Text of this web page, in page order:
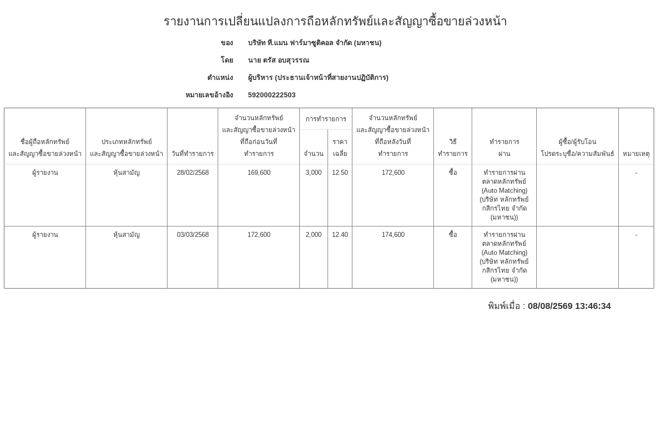
รายงานการเปลี่ยนแปลงการถือหลักทรัพย์และสัญญาซื้อขายล่วงหน้า
ของ บริษัท ที.แมน ฟาร์มาซูติคอล จำกัด (มหาชน)
โดย นาย ตรัส อบสุวรรณ
ตำแหน่ง ผู้บริหาร (ประธานเจ้าหน้าที่สายงานปฏิบัติการ)
หมายเลขอ้างอิง 592000222503
ชื่อผู้ถือหลักทรัพย์
และสัญญาซื้อขายล่วงหน้า
ประเภทหลักทรัพย์
และสัญญาซื้อขายล่วงหน้า
วันที่ทำรายการ
จำนวนหลักทรัพย์
และสัญญาซื้อขายล่วงหน้า
ที่ถือก่อนวันที่
ทำรายการ
การทำรายการ
จำนวนหลักทรัพย์
และสัญญาซื้อขายล่วงหน้า
ที่ถือหลังวันที่
ทำรายการ
วิธี
ทำรายการ
ทำรายการ
ผ่าน
ผู้ซื้อ/ผู้รับโอน
โปรดระบุชื่อ/ความสัมพันธ์
หมายเหตุ
จำนวน
ราคา
เฉลี่ย
ผู้รายงาน หุ้นสามัญ 28/02/2568 169,600 3,000 12.50 172,600 ซื้อ
ทำรายการผ่าน
ตลาดหลักทรัพย์
(Auto Matching)
(บริษัท หลักทรัพย์
กสิกรไทย จำกัด
(มหาชน))
-
ผู้รายงาน หุ้นสามัญ 03/03/2568 172,600 2,000 12.40 174,600 ซื้อ
ทำรายการผ่าน
ตลาดหลักทรัพย์
(Auto Matching)
(บริษัท หลักทรัพย์
กสิกรไทย จำกัด
(มหาชน))
-
พิมพ์เมื่อ : 08/08/2569 13:46:34